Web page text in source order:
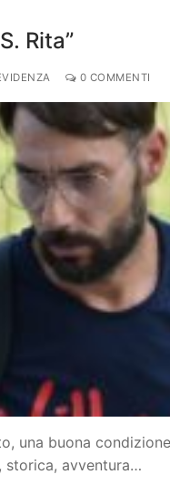
Rita”
0 COMMENTI
una buona
storica, avventura…